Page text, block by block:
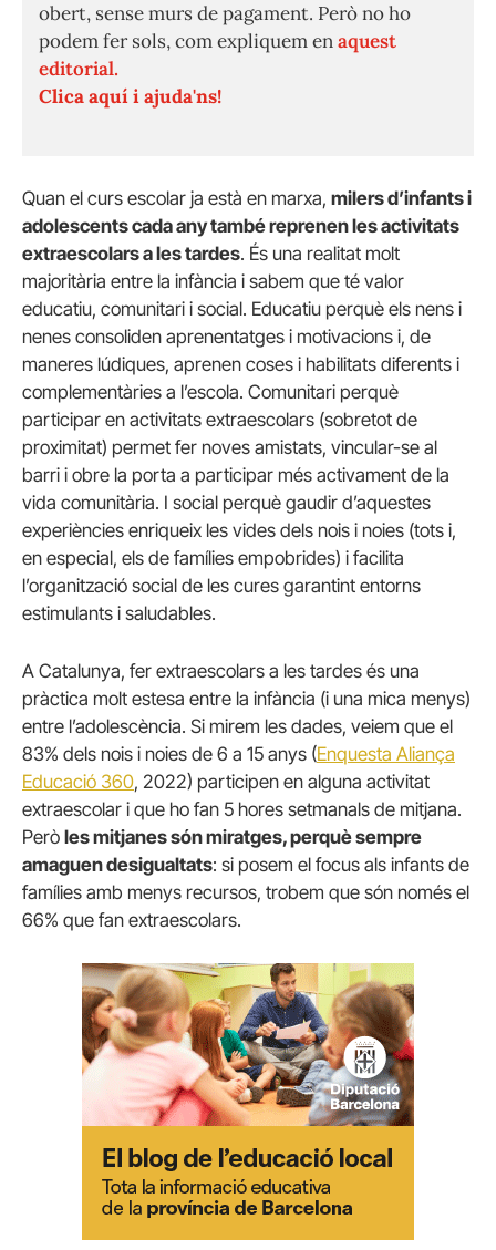
obert, sense murs de pagament. Però no ho
podem fer sols, com expliquem enaquest
editorial.
Clica aquí i ajuda'ns!
Quan el curs escolar ja està en marxa, milers d’infants i
adolescents cada any també reprenen les activitats
extraescolars a les tardes. És una realitat molt
majoritària entre la infància i sabem que té valor
educatiu, comunitari i social. Educatiu perquè els nens i
nenes consoliden aprenentatges i motivacions i, de
maneres lúdiques, aprenen coses i habilitats diferents i
complementàries a l’escola. Comunitari perquè
participar en activitats extraescolars (sobretot de
proximitat) permet fer noves amistats, vincular-se al
barri i obre la porta a participar més activament de la
vida comunitària. I social perquè gaudir d’aquestes
experiències enriqueix les vides dels nois i noies (tots i,
en especial, els de famílies empobrides) i facilita
l’organització social de les cures garantint entorns
estimulants i saludables.
A Catalunya, fer extraescolars a les tardes és una
pràctica molt estesa entre la infància (i una mica menys)
entre l’adolescència. Si mirem les dades, veiem que el
83% dels nois i noies de 6 a 15 anys (Enquesta Aliança
Educació 360, 2022) participen en alguna activitat
extraescolar i que ho fan 5 hores setmanals de mitjana.
Però les mitjanes són miratges, perquè sempre
amaguen desigualtats: si posem el focus als infants de
famílies amb menys recursos, trobem que són només el
66% que fan extraescolars.